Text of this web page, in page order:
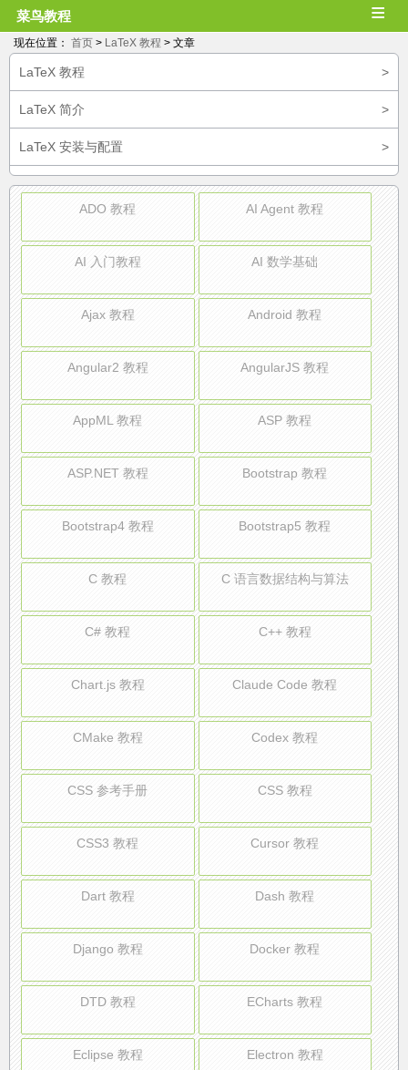
菜鸟教程 ≡
现在位置： 首页 > LaTeX 教程 > 文章
>
LaTeX 教程
>
LaTeX 简介
>
LaTeX 安装与配置
ADO 教程 AI Agent 教程
AI 入门教程 AI 数学基础
Ajax 教程 Android 教程
Angular2 教程 AngularJS 教程
AppML 教程 ASP 教程
ASP.NET 教程 Bootstrap 教程
Bootstrap4 教程 Bootstrap5 教程
C 教程 C 语言数据结构与算法
C# 教程 C++ 教程
Chart.js 教程 Claude Code 教程
CMake 教程 Codex 教程
CSS 参考手册 CSS 教程
CSS3 教程 Cursor 教程
Dart 教程 Dash 教程
Django 教程 Docker 教程
DTD 教程 ECharts 教程
Eclipse 教程 Electron 教程